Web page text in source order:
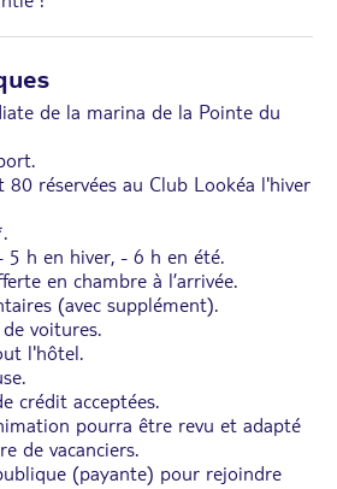
de la marina de la Pointe du
réservées au Club Lookéa l'hiver
5 h en hiver, - 6 h en été.
en chambre à l’arrivée.
(avec supplément).
voitures.
l'hôtel.
crédit acceptées.
pourra être revu et adapté
de vacanciers.
(payante) pour rejoindre